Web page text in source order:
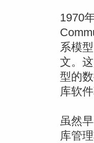
1970
系模
文。
型的
库软
虽然
库管